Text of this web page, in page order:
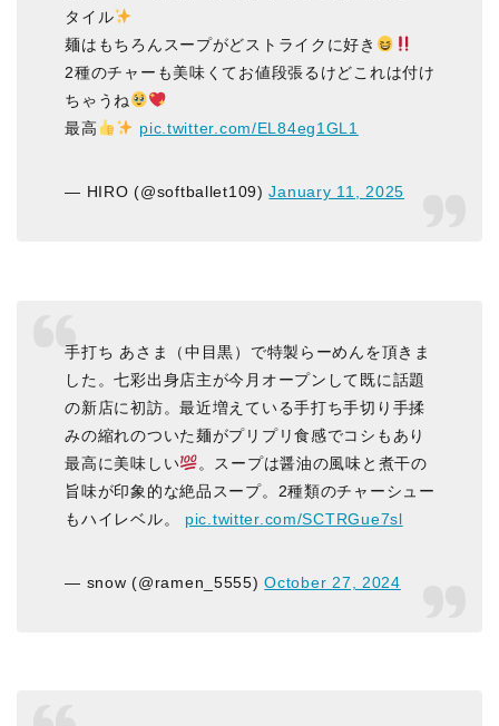
タイル
麺はもちろんスープがどストライクに好き
2種のチャーも美味くてお値段張るけどこれは付け
ちゃうね
最高
pic.twitter.com/EL84eg1GL1
— HIRO (@softballet109)January 11, 2025
手打ち あさま（中目黒）で特製らーめんを頂きま
した。七彩出身店主が今月オープンして既に話題
の新店に初訪。最近増えている手打ち手切り手揉
みの縮れのついた麺がプリプリ食感でコシもあり
最高に美味しい
。スープは醤油の風味と煮干の
旨味が印象的な絶品スープ。2種類のチャーシュー
もハイレベル。 pic.twitter.com/SCTRGue7sl
— snow (@ramen_5555)October 27, 2024